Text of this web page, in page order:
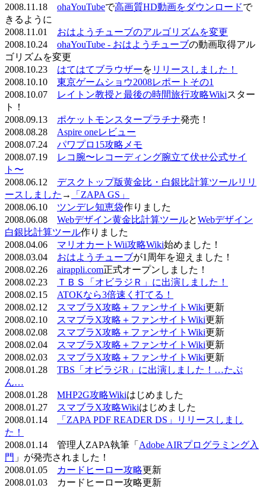
2008.11.18 ohaYouTubeで高画質HD動画をダウンロードで
きるように
2008.11.01 おはようチューブのアルゴリズムを変更
2008.10.24 ohaYouTube - おはようチューブの動画取得アル
ゴリズムを変更
2008.10.23 はてはてブラウザーを リリースしました！
2008.10.10 東京ゲームショウ2008レポートその1
2008.10.07
レイトン教授と最後の時間旅行攻略Wikiスター
ト！
2008.09.13 ポケットモンスタープラチナ発売！
2008.08.28 Aspire oneレビュー
2008.07.24 パワプロ15攻略メモ
2008.07.19
レコ腕〜レコーディング腕立て伏せ公式サイ
ト〜
2008.06.12 デスクトップ版黄金比・白銀比計算ツールリリ
ースしました →
「ZAPA GS」
2008.06.10 ツンデレ知恵袋作りました
2008.06.08 Webデザイン黄金比計算ツールとWebデザイン
白銀比計算ツール作りました
2008.04.06 マリオカートWii攻略Wiki始めました！
2008.03.04 おはようチューブが1周年を迎えました！
2008.02.26 airappli.com正式オープンしました！
2008.02.23
ＴＢＳ「オビラジＲ」に出演しました！
2008.02.15 ATOKなら3倍速く打てる！
2008.02.12
スマブラX攻略＋ファンサイトWiki更新
2008.02.10
スマブラX攻略＋ファンサイトWiki更新
2008.02.08
スマブラX攻略＋ファンサイトWiki更新
2008.02.04
スマブラX攻略＋ファンサイトWiki更新
2008.02.03
スマブラX攻略＋ファンサイトWiki更新
2008.01.28 TBS「オビラジR」に出演しました！…たぶ
ん…
2008.01.28 MHP2G攻略Wikiはじめました
2008.01.27
スマブラX攻略Wikiはじめました
2008.01.14
「ZAPA PDF READER DS」リリースしまし
た！
2008.01.14 管理人ZAPA執筆「 Adobe AIRプログラミング入
門 」が発売されました！
2008.01.05
カードヒーロー攻略更新
2008.01.03 カードヒーロー攻略更新